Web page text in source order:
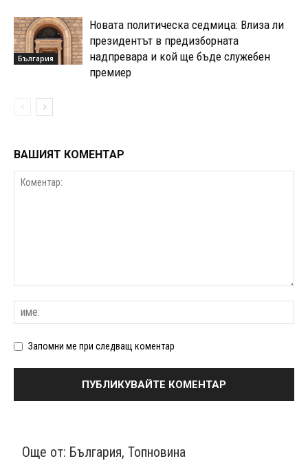
България
Новата политическа седмица: Влиза ли
президентът в предизборната
надпревара и кой ще бъде служебен
премиер
ВАШИЯТ КОМЕНТАР
Запомни ме при следващ коментар
Още от: България, Топновина